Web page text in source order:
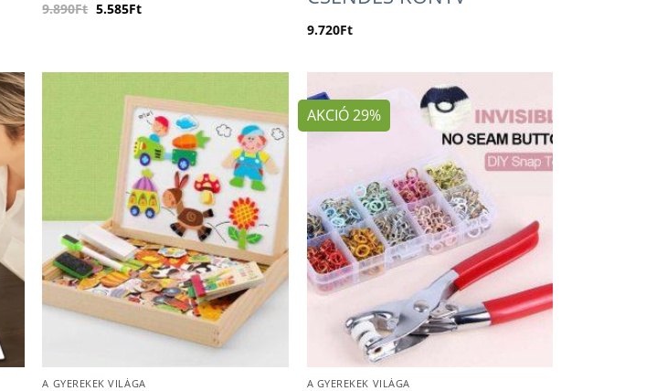
9.890Ft 5.585Ft
9.720Ft
A GYEREKEK VILÁGA
AKCIÓ 29%
A GYEREKEK VILÁGA